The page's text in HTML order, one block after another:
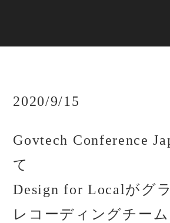
2020/9/15
Govtech Conference
て
Design for Localがグ
レコーディングチー